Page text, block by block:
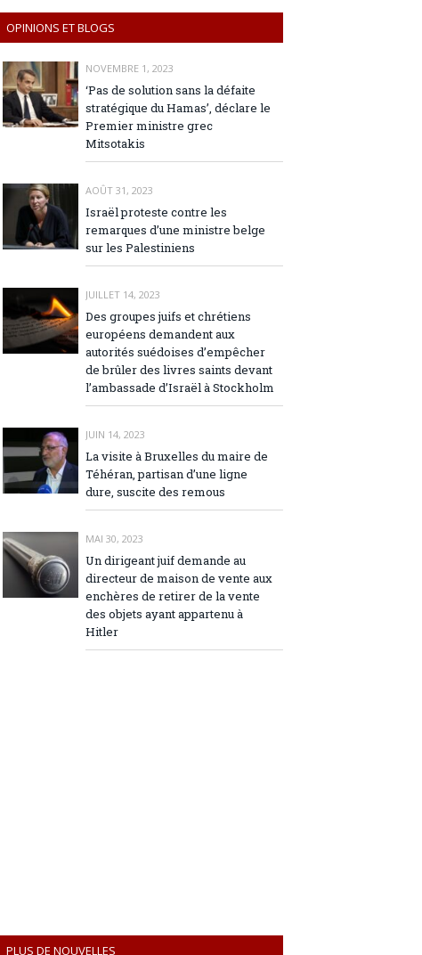
OPINIONS ET BLOGS
NOVEMBRE 1, 2023
‘Pas de solution sans la défaite
stratégique du Hamas’, déclare le
Premier ministre grec
Mitsotakis
AOÛT 31, 2023
Israël proteste contre les
remarques d’une ministre belge
sur les Palestiniens
JUILLET 14, 2023
Des groupes juifs et chrétiens
européens demandent aux
autorités suédoises d’empêcher
de brûler des livres saints devant
l’ambassade d’Israël à Stockholm
JUIN 14, 2023
La visite à Bruxelles du maire de
Téhéran, partisan d’une ligne
dure, suscite des remous
MAI 30, 2023
Un dirigeant juif demande au
directeur de maison de vente aux
enchères de retirer de la vente
des objets ayant appartenu à
Hitler
PLUS DE NOUVELLES